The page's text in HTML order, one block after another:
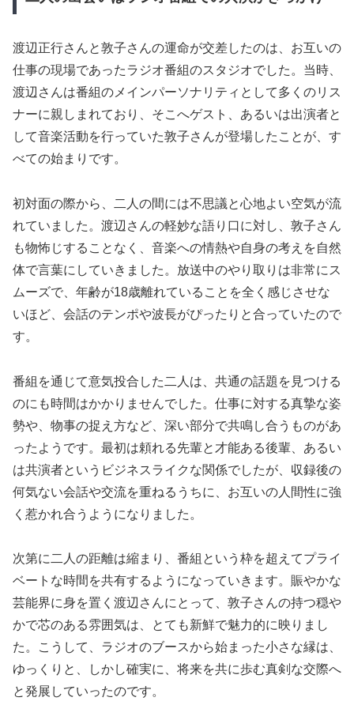
渡辺正行さんと敦子さんの運命が交差したのは、お互いの
仕事の現場であったラジオ番組のスタジオでした。当時、
渡辺さんは番組のメインパーソナリティとして多くのリス
ナーに親しまれており、そこへゲスト、あるいは出演者と
して音楽活動を行っていた敦子さんが登場したことが、す
べての始まりです。
初対面の際から、二人の間には不思議と心地よい空気が流
れていました。渡辺さんの軽妙な語り口に対し、敦子さん
も物怖じすることなく、音楽への情熱や自身の考えを自然
体で言葉にしていきました。放送中のやり取りは非常にス
ムーズで、年齢が18歳離れていることを全く感じさせな
いほど、会話のテンポや波長がぴったりと合っていたので
す。
番組を通じて意気投合した二人は、共通の話題を見つける
のにも時間はかかりませんでした。仕事に対する真摯な姿
勢や、物事の捉え方など、深い部分で共鳴し合うものがあ
ったようです。最初は頼れる先輩と才能ある後輩、あるい
は共演者というビジネスライクな関係でしたが、収録後の
何気ない会話や交流を重ねるうちに、お互いの人間性に強
く惹かれ合うようになりました。
次第に二人の距離は縮まり、番組という枠を超えてプライ
ベートな時間を共有するようになっていきます。賑やかな
芸能界に身を置く渡辺さんにとって、敦子さんの持つ穏や
かで芯のある雰囲気は、とても新鮮で魅力的に映りまし
た。こうして、ラジオのブースから始まった小さな縁は、
ゆっくりと、しかし確実に、将来を共に歩む真剣な交際へ
と発展していったのです。